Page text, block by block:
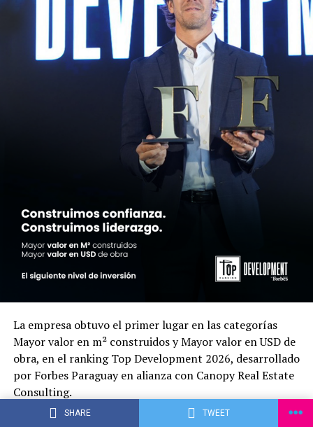
SHARE TWEET
La empresa obtuvo el primer lugar en las categorías
Mayor valor en m² construidos y Mayor valor en USD de
obra, en el ranking Top Development 2026, desarrollado
por Forbes Paraguay en alianza con Canopy Real Estate
Consulting.
Asunción, Paraguay. Fortaleza fue reconocida en la